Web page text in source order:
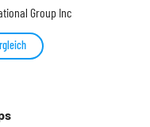
Group Inc